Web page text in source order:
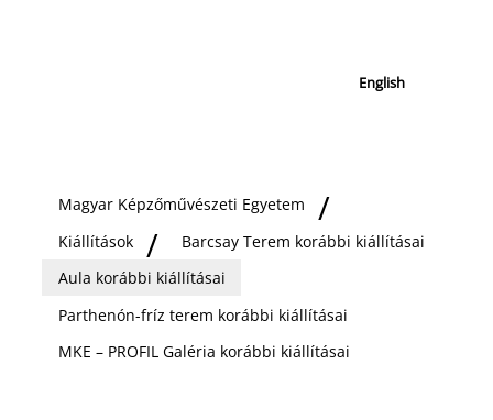
English
Magyar Képzőművészeti Egyetem
Kiállítások
Barcsay Terem korábbi kiállításai
Aula korábbi kiállításai
Parthenón-fríz terem korábbi kiállításai
MKE – PROFIL Galéria korábbi kiállításai